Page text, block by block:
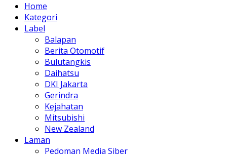
Home
Kategori
Label
Balapan
Berita Otomotif
Bulutangkis
Daihatsu
DKI Jakarta
Gerindra
Kejahatan
Mitsubishi
New Zealand
Laman
Pedoman Media Siber